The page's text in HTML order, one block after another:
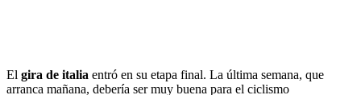
El gira de italia entró en su etapa final. La última semana, que
arranca mañana, debería ser muy buena para el ciclismo